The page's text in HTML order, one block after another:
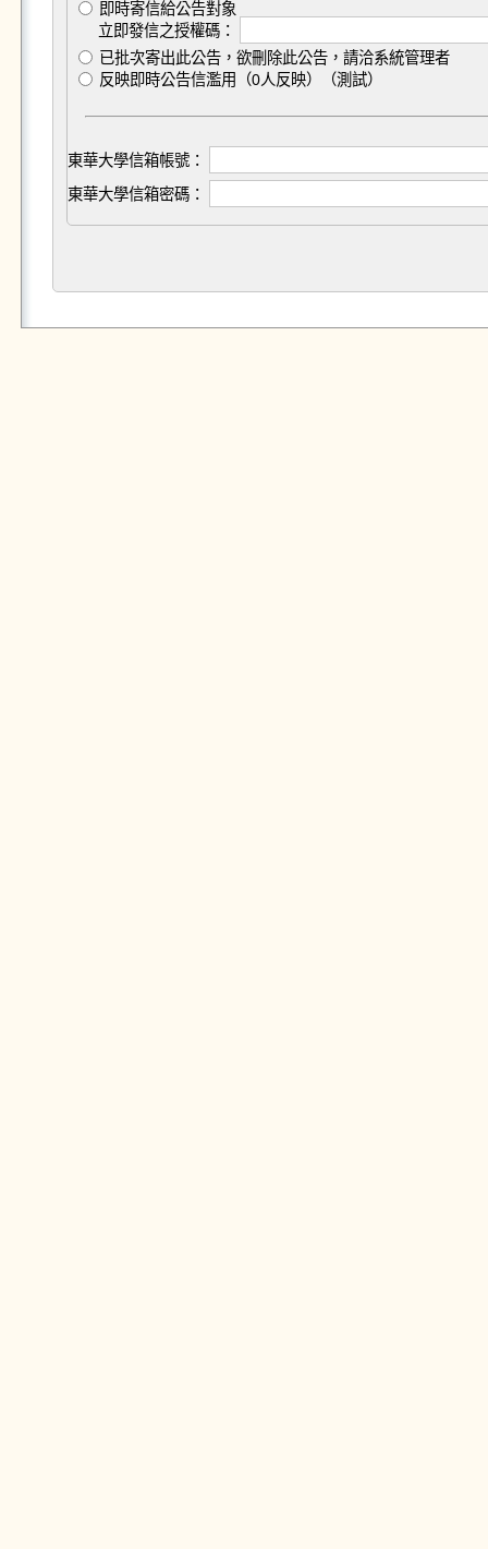
即時寄信給公告對象
立即發信之授權碼：
已批次寄出此公告，欲刪除此公告，請洽系統管理者
反映即時公告信濫用（0人反映）（測試）
東華大學信箱帳號：
東華大學信箱密碼：